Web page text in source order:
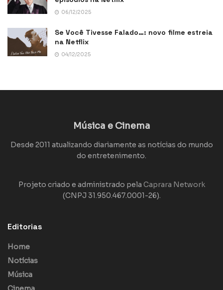
06/12/2025
Se Você Tivesse Falado…: novo filme estreia
na Netflix
04/12/2025
Música e Cinema
Desde 2011 atualizando diariamente as notícias do mundo
do entretenimento.
Projeto criado e administrado pela Caprara Network
(CNPJ 31.950.467.0001-26).
Editorias
Home
Notícias
Música